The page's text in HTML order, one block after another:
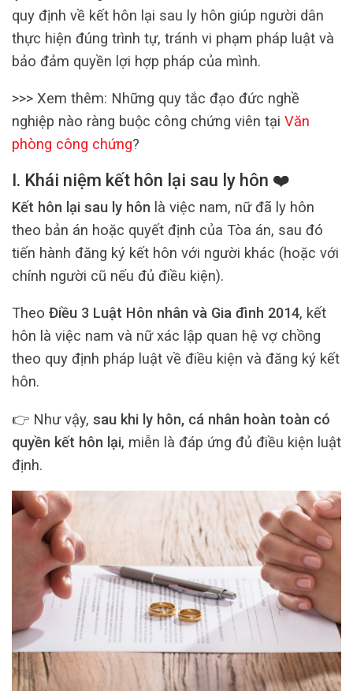
quy định về kết hôn lại sau ly hôn giúp người dân
thực hiện đúng trình tự, tránh vi phạm pháp luật và
bảo đảm quyền lợi hợp pháp của mình.
>>> Xem thêm: Những quy tắc đạo đức nghề
nghiệp nào ràng buộc công chứng viên tại Văn
phòng công chứng?
I. Khái niệm kết hôn lại sau ly hôn ❤️
Kết hôn lại sau ly hôn là việc nam, nữ đã ly hôn
theo bản án hoặc quyết định của Tòa án, sau đó
tiến hành đăng ký kết hôn với người khác (hoặc với
chính người cũ nếu đủ điều kiện).
Theo Điều 3 Luật Hôn nhân và Gia đình 2014, kết
hôn là việc nam và nữ xác lập quan hệ vợ chồng
theo quy định pháp luật về điều kiện và đăng ký kết
hôn.
👉 Như vậy, sau khi ly hôn, cá nhân hoàn toàn có
quyền kết hôn lại, miễn là đáp ứng đủ điều kiện luật
định.